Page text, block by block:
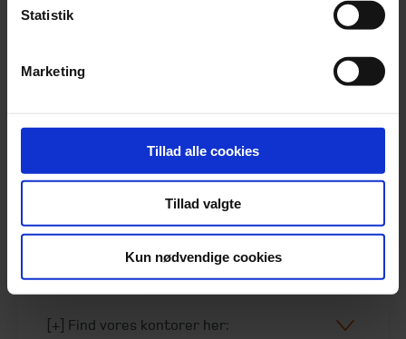
Statistik
Marketing
Tillad alle cookies
Tillad valgte
Kun nødvendige cookies
Find et kontor nær dig
[+] Find vores kontorer her: